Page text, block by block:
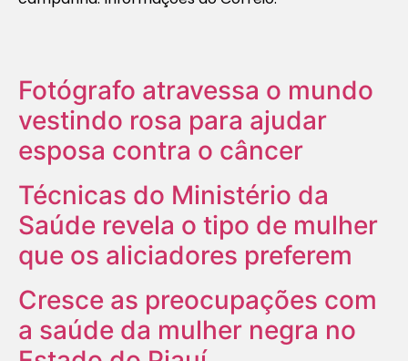
Fotógrafo atravessa o mundo
vestindo rosa para ajudar
esposa contra o câncer
Técnicas do Ministério da
Saúde revela o tipo de mulher
que os aliciadores preferem
Cresce as preocupações com
a saúde da mulher negra no